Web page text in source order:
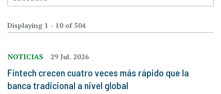
Displaying 1 - 10 of 504
NOTICIAS 29 Jul. 2026
Fintech crecen cuatro veces más rápido que la
banca tradicional a nivel global